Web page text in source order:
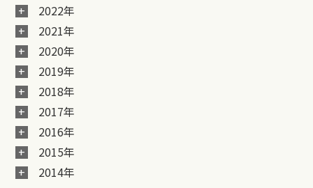
2022年
2021年
2020年
2019年
2018年
2017年
2016年
2015年
2014年